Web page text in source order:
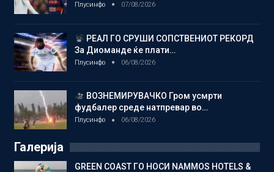
Плусинфо 07/08/2026
РЕАЛ ГО СРУШИ СОПСТВЕНИОТ РЕКОРД
За Диоманде ќе плати…
Плусинфо 06/08/2026
ВОЗНЕМИРУВАЧКО Гром усмрти
фудбалер среде натпревар во…
Плусинфо 06/08/2026
Галерија
GREEN COAST ГО НОСИ NAMMOS HOTELS &